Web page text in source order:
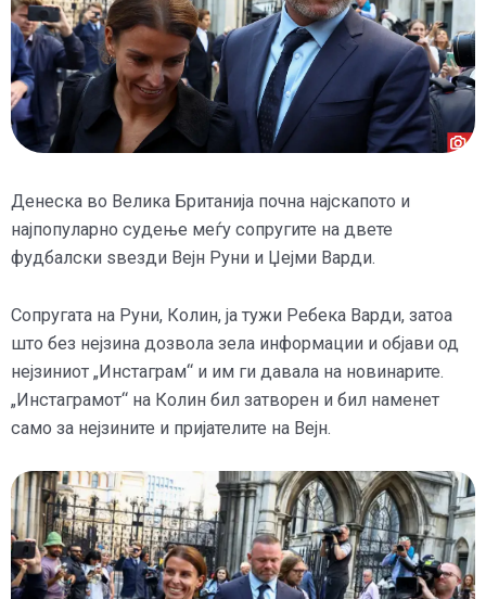
Денеска во Велика Британија почна најскапото и
најпопуларно судење меѓу сопругите на двете
фудбалски ѕвезди Вејн Руни и Џејми Варди.
Сопругата на Руни, Колин, ја тужи Ребека Варди, затоа
што без нејзина дозвола зела информации и објави од
нејзиниот „Инстаграм“ и им ги давала на новинарите.
„Инстаграмот“ на Колин бил затворен и бил наменет
само за нејзините и пријателите на Вејн.